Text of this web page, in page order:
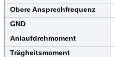
Obere Ansprechfrequenz
GND
Anlaufdrehmoment
Trägheitsmoment